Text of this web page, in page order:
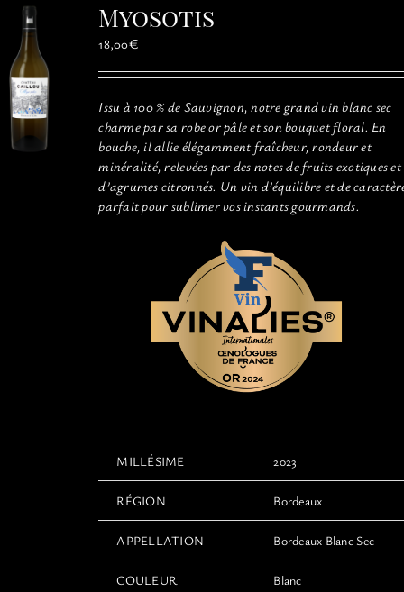
MON PANIERMyosotis
18,00€
Issu à 100 % de Sauvignon, notre grand vin blanc sec
charme par sa robe or pâle et son bouquet floral. En
bouche, il allie élégamment fraîcheur, rondeur et
minéralité, relevées par des notes de fruits exotiques et
d’agrumes citronnés. Un vin d’équilibre et de
parfait pour sublimer vos instants gourmands.
MILLÉSIME 2023
RÉGION Bordeaux
APPELLATION Bordeaux Blanc Sec
COULEUR Blanc